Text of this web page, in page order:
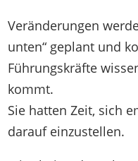
Veränderungen
unten“ geplant und
Führungskräfte
kommt.
Sie hatten Zeit, sich
darauf einzustellen.